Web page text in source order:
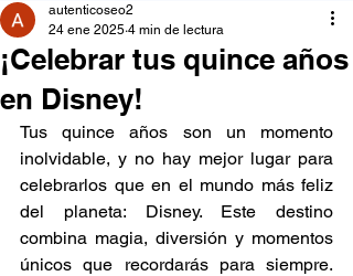
¡Celebrar tus quince años
en Disney!
autenticoseo2
24 ene 2025 4 min de lectura
Tus quince años son un momento
inolvidable, y no hay mejor lugar para
celebrarlos que en el mundo más feliz
del planeta: Disney. Este destino
combina magia, diversión y momentos
únicos que recordarás para siempre.